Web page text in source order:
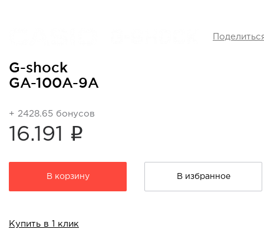
G-shock
GA-100A-9A
+ 2428.65 бонусов
16.191 i
В корзину В избранное
Купить в 1 клик